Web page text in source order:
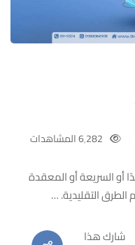
أو السريعة أو المعقدة
التقليدية. …
شارك هذا